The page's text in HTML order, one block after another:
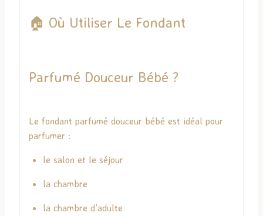
🏠 Où Utiliser Le Fondant
Parfumé Douceur Bébé ?
Le fondant parfumé douceur bébé est idéal pour
parfumer :
le salon et le séjour
la chambre
la chambre d’adulte